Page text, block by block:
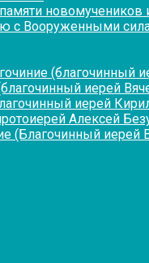
новомучеников
с Вооруженными
(благочинный
иерей
иерей
Алексей
(Благочинный иерей